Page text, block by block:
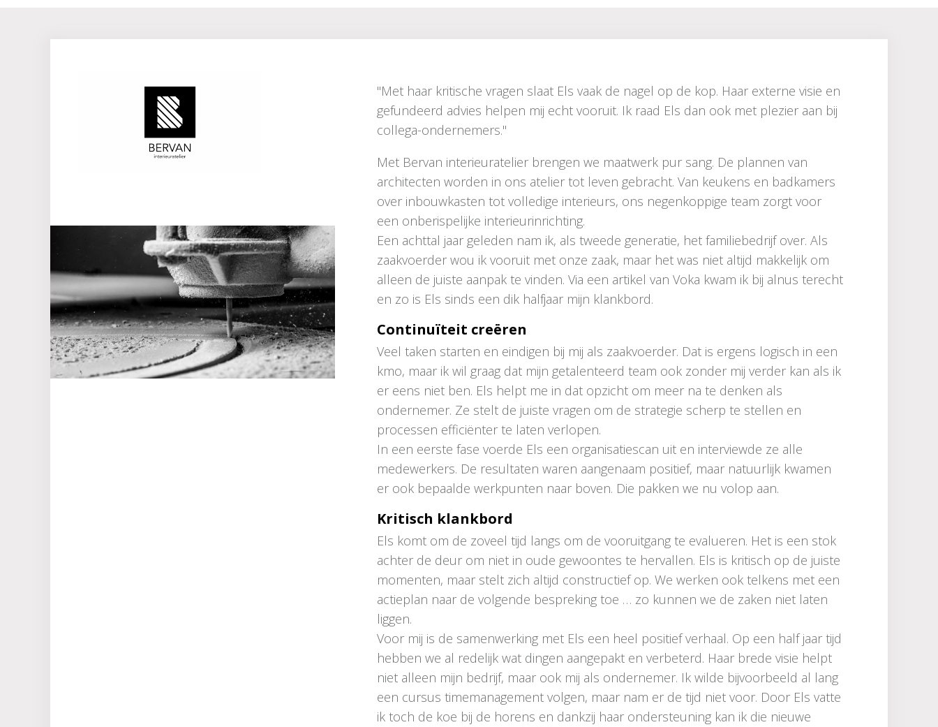
"Met haar kritische vragen slaat Els vaak de nagel op de kop. Haar externe visie en
gefundeerd advies helpen mij echt vooruit. Ik raad Els dan ook met plezier aan bij
collega-ondernemers."
Met Bervan interieuratelier brengen we maatwerk pur sang. De plannen van
architecten worden in ons atelier tot leven gebracht. Van keukens en badkamers
over inbouwkasten tot volledige interieurs, ons negenkoppige team zorgt voor
een onberispelijke interieurinrichting.
Een achttal jaar geleden nam ik, als tweede generatie, het familiebedrijf over. Als
zaakvoerder wou ik vooruit met onze zaak, maar het was niet altijd makkelijk om
alleen de juiste aanpak te vinden. Via een artikel van Voka kwam ik bij alnus terecht
en zo is Els sinds een dik halfjaar mijn klankbord.
Continuïteit creëren
Veel taken starten en eindigen bij mij als zaakvoerder. Dat is ergens logisch in een
kmo, maar ik wil graag dat mijn getalenteerd team ook zonder mij verder kan als ik
er eens niet ben. Els helpt me in dat opzicht om meer na te denken als
ondernemer. Ze stelt de juiste vragen om de strategie scherp te stellen en
processen efficiënter te laten verlopen.
In een eerste fase voerde Els een organisatiescan uit en interviewde ze alle
medewerkers. De resultaten waren aangenaam positief, maar natuurlijk kwamen
er ook bepaalde werkpunten naar boven. Die pakken we nu volop aan.
Kritisch klankbord
Els komt om de zoveel tijd langs om de vooruitgang te evalueren. Het is een stok
achter de deur om niet in oude gewoontes te hervallen. Els is kritisch op de juiste
momenten, maar stelt zich altijd constructief op. We werken ook telkens met een
actieplan naar de volgende bespreking toe … zo kunnen we de zaken niet laten
liggen.
Voor mij is de samenwerking met Els een heel positief verhaal. Op een half jaar tijd
hebben we al redelijk wat dingen aangepakt en verbeterd. Haar brede visie helpt
niet alleen mijn bedrijf, maar ook mij als ondernemer. Ik wilde bijvoorbeeld al lang
een cursus timemanagement volgen, maar nam er de tijd niet voor. Door Els vatte
ik toch de koe bij de horens en dankzij haar ondersteuning kan ik die nieuwe